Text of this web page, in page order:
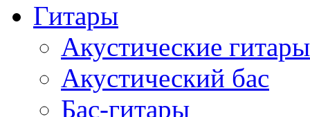
Гитары
Акустические гитары
Акустический бас
Бас-гитары